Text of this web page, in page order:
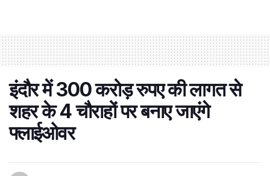
इंदौर में 300 करोड़ रुपए की लागत से
शहर के 4 चौराहों पर बनाए जाएंगे
फ्लाईओवर